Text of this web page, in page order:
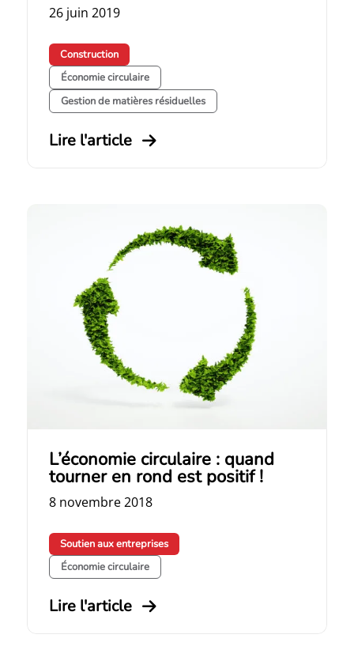
26 juin 2019
Construction
Économie circulaire
Gestion de matières résiduelles
Lire l'article
L’économie circulaire : quand
tourner en rond est positif !
8 novembre 2018
Soutien aux entreprises
Économie circulaire
Lire l'article